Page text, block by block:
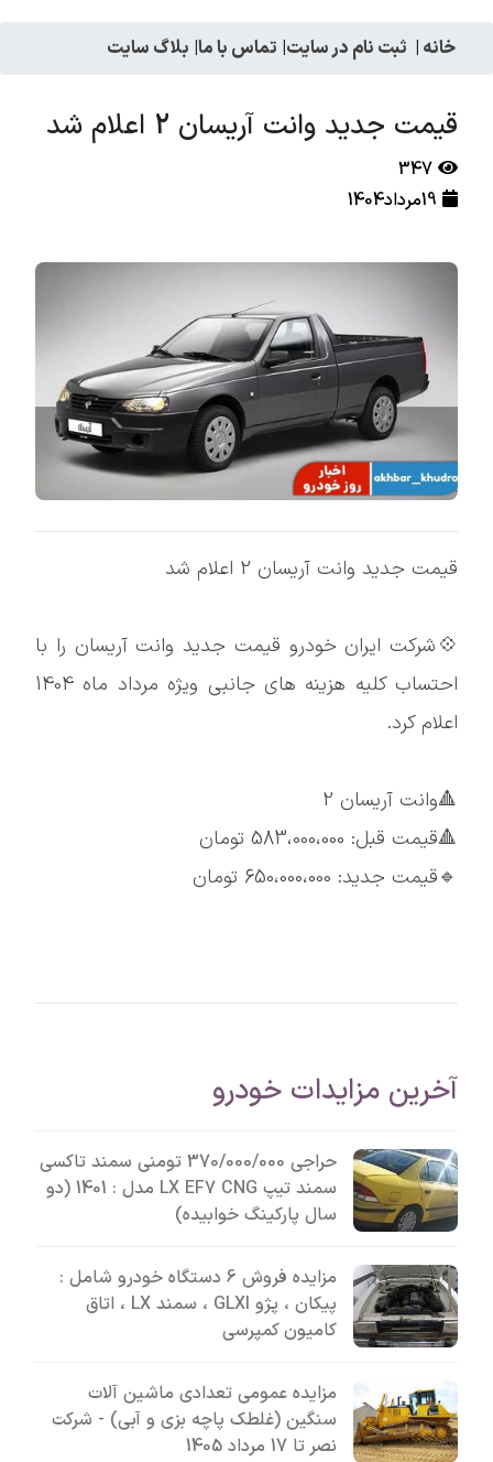
خانه | ثبت نام در سایت| تماس با ما| بلاگ سایت
قیمت جدید وانت آریسان 2 اعلام شد
347
19مرداد1404
قیمت جدید وانت آریسان 2 اعلام شد
💠شرکت ایران خودرو قیمت جدید وانت آریسان را با
احتساب کلیه هزینه های جانبی ویژه مرداد ماه 1404
اعلام کرد.
🔺وانت آریسان 2
🔺قیمت قبل: 583،000،000 تومان
🔹قیمت جدید: 650،000،000 تومان
آخرین مزایدات خودرو
حراجی 370/000/000 تومنی سمند تاکسی
سمند تیپ LX EF7 CNG مدل : 1401 (دو
سال پارکینگ خوابیده)
مزایده فروش 6 دستگاه خودرو شامل :
پیکان ، پژو GLXI ، سمند LX ، اتاق
کامیون کمپرسی
مزایده عمومی تعدادی ماشین آلات
سنگین (غلطک پاچه بزی و آبی) - شرکت
نصر تا 17 مرداد 1405